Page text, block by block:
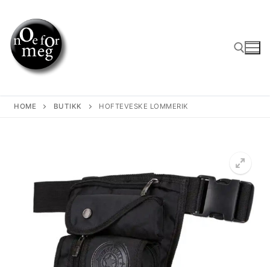
content
HOME BUTIKK HOFTEVESKE LOMMERIK